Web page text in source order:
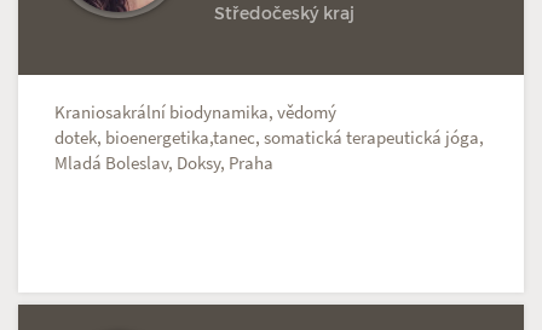
Středočeský kraj
Kraniosakrální biodynamika, vědomý
dotek, bioenergetika,tanec, somatická terapeutická jóga,
Mladá Boleslav, Doksy, Praha